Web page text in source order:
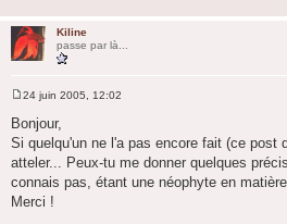
Kiline
passe par là...
s
a
g
e
24 juin 2005, 12:02
Bonjour,
Si quelqu'un ne l'a pas encore fait (ce post
atteler... Peux-tu me donner quelques
connais pas, étant une néophyte en
Merci !